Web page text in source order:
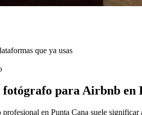
que ya usas
fotógrafo para Airbnb en
en Punta Cana suele